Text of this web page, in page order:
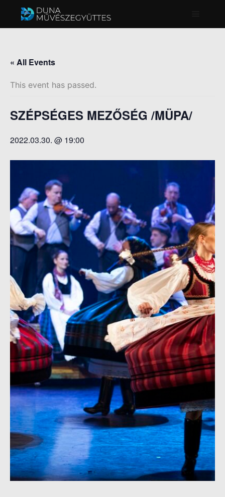
Főmenü
« All Events
This event has passed.
SZÉPSÉGES MEZŐSÉG /MÜPA/
2022.03.30. @ 19:00